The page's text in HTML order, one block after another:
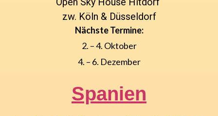
zw. Köln & Düsseldorf
Spanien